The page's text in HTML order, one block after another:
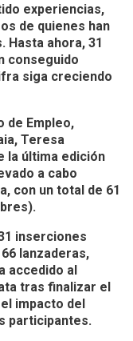
experiencias,
de quienes han
Hasta ahora, 31
conseguido
siga creciendo
de Empleo,
Teresa
la última edición
a cabo
, con un total de 61
inserciones
lanzaderas,
accedido al
tras finalizar el
impacto del
participantes.